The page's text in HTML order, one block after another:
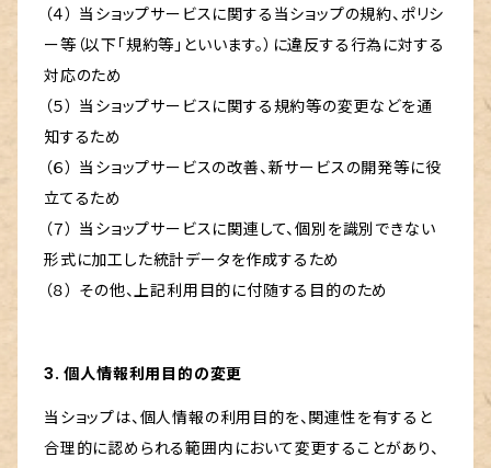
（４） 当ショップサービスに関する当ショップの規約、ポリシ
ー等（以下「規約等」といいます。）に違反する行為に対する
対応のため
（５） 当ショップサービスに関する規約等の変更などを通
知するため
（６） 当ショップサービスの改善、新サービスの開発等に役
立てるため
（７） 当ショップサービスに関連して、個別を識別できない
形式に加工した統計データを作成するため
（８） その他、上記利用目的に付随する目的のため
3. 個人情報利用目的の変更
当ショップは、個人情報の利用目的を、関連性を有すると
合理的に認められる範囲内において変更することがあり、